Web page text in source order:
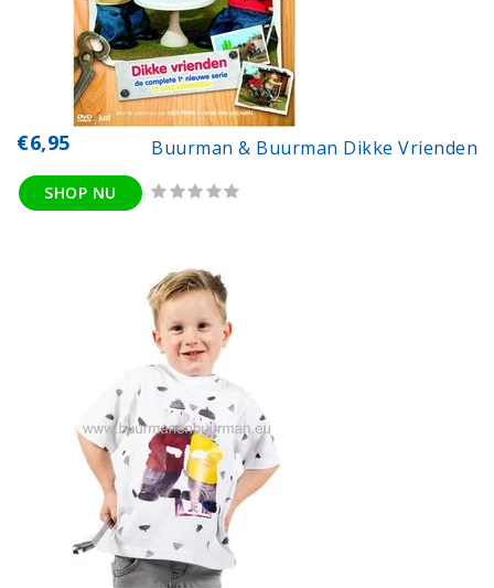
Buurman & Buurman Dikke Vrienden
€6,95
SHOP NU